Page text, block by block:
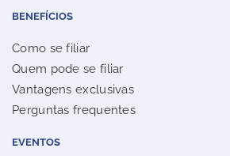
BENEFÍCIOS
Como se filiar
Quem pode se filiar
Vantagens exclusivas
Perguntas frequentes
EVENTOS